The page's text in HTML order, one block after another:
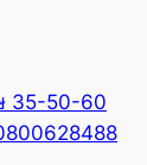
35-50-60